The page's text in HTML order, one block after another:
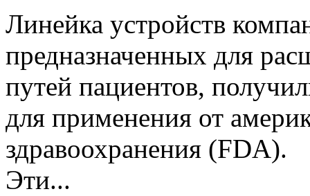
Линейка устройств
предназначенных для
путей пациентов,
для применения от
здравоохранения (FDA).
Эти...